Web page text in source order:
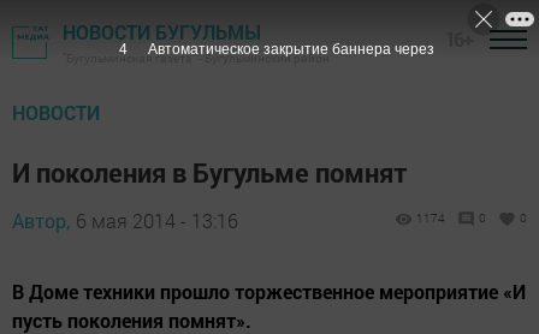
НОВОСТИ БУГУЛЬМЫ
"Бугульминская газета" - Бугульминский район
НОВОСТИ
И поколения в Бугульме помнят
Автор, 6 мая 2014 - 13:16 1174 0 0
В Доме техники прошло торжественное мероприятие «И
пусть поколения помнят».
3 Автоматическое закрытие баннера через